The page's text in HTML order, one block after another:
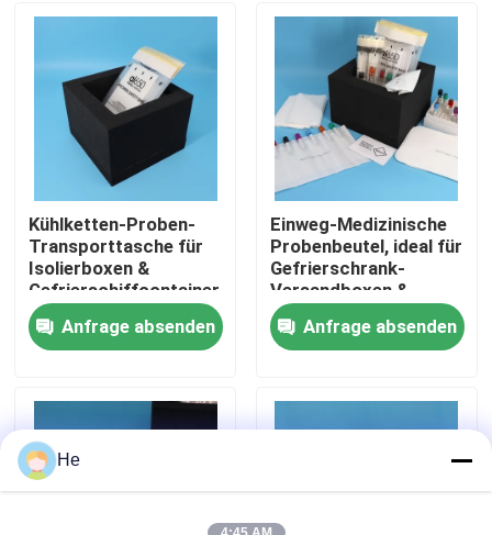
Über uns
Werksbesichtigung
Qualitätskontrolle
Neuigkeiten
Taschen 95Kpa
Transport-Tasche des Exemplar-95kPa
Kühlketten-Proben-
Transporttasche für
Isolierboxen &
Gefrierschiffcontainer
Medizinische
Temperaturkontrolle
Anfrage absenden
Einweg-Medizinische
Probenbeutel, ideal für
Gefrierschrank-
Versandboxen &
Kühlmittel-
Transportsysteme,
Temperaturkontrollierte
Anfrage absenden
He